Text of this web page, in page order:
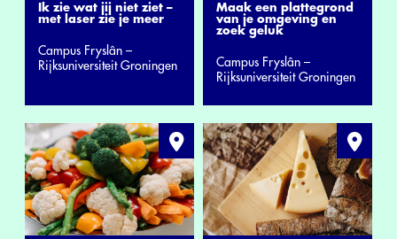
Ik zie wat jij niet ziet –
met laser zie je meer
Campus Fryslân –
Rijksuniversiteit Groningen
Maak een plattegrond
van je omgeving en
zoek geluk
Campus Fryslân –
Rijksuniversiteit Groningen